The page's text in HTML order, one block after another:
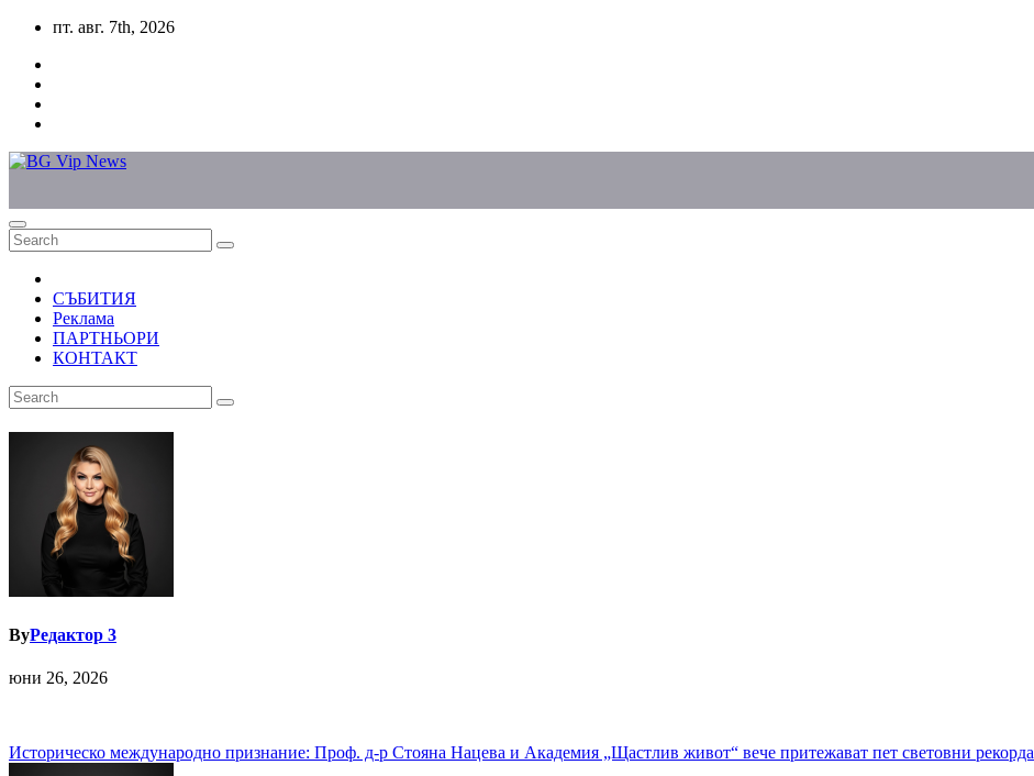
Skip
content
пт. авг. 7th, 2026
СЪБИТИЯ
Реклама
ПАРТНЬОРИ
КОНТАКТ
ByРедактор 3
юни 26, 2026
Навигация
Историческо международно признание: Проф. д-р Стояна Нацева и Академия „Щастлив живот“ вече притежават пет световни рекорда